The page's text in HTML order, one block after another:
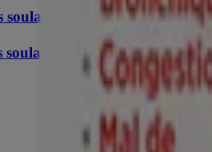
soulagement du rhume
soulagement du rhume Nuit